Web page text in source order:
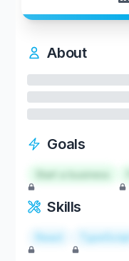
About
Goals
Start a business
Skills
React TypeScript